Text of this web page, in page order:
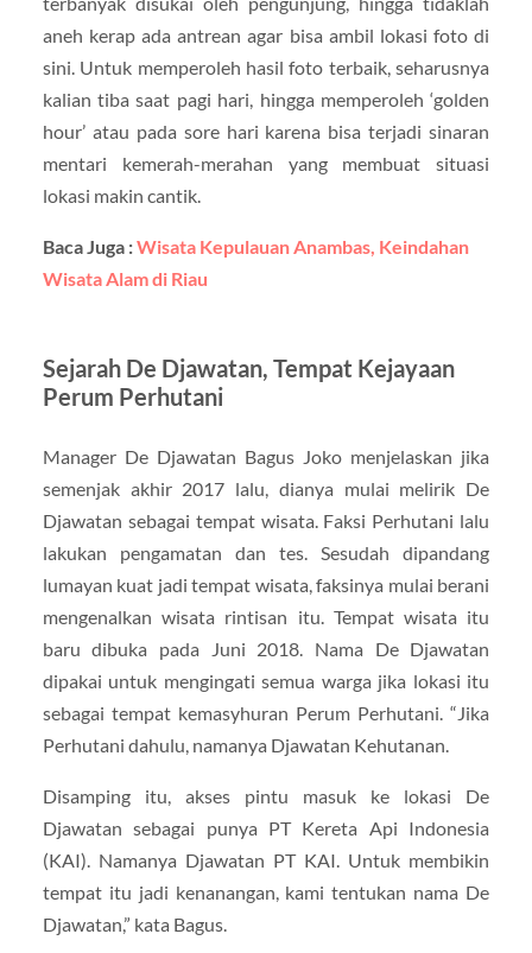
aneh kerap ada antrean agar bisa ambil lokasi foto di
sini. Untuk memperoleh hasil foto terbaik, seharusnya
kalian tiba saat pagi hari, hingga memperoleh ‘golden
hour’ atau pada sore hari karena bisa terjadi sinaran
mentari kemerah-merahan yang membuat situasi
lokasi makin cantik.
Baca Juga :Wisata Kepulauan Anambas, Keindahan
Wisata Alam di Riau
Sejarah De Djawatan, Tempat Kejayaan
Perum Perhutani
Manager De Djawatan Bagus Joko menjelaskan jika
semenjak akhir 2017 lalu, dianya mulai melirik De
Djawatan sebagai tempat wisata. Faksi Perhutani lalu
lakukan pengamatan dan tes. Sesudah dipandang
lumayan kuat jadi tempat wisata, faksinya mulai berani
mengenalkan wisata rintisan itu. Tempat wisata itu
baru dibuka pada Juni 2018. Nama De Djawatan
dipakai untuk mengingati semua warga jika lokasi itu
sebagai tempat kemasyhuran Perum Perhutani. “Jika
Perhutani dahulu, namanya Djawatan Kehutanan.
Disamping itu, akses pintu masuk ke lokasi De
Djawatan sebagai punya PT Kereta Api Indonesia
(KAI). Namanya Djawatan PT KAI. Untuk membikin
tempat itu jadi kenanangan, kami tentukan nama De
Djawatan,” kata Bagus.